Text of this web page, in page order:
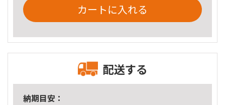
カートに入れる
配送する
納期目安：